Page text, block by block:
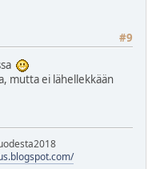
#9
mutta ei lähellekkään